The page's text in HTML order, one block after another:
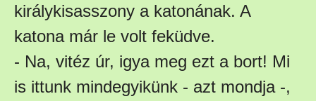
királykisasszony a katonának. A
katona már le volt feküdve.
- Na, vitéz úr, igya meg ezt a bort! Mi
is ittunk mindegyikünk - azt mondja -,